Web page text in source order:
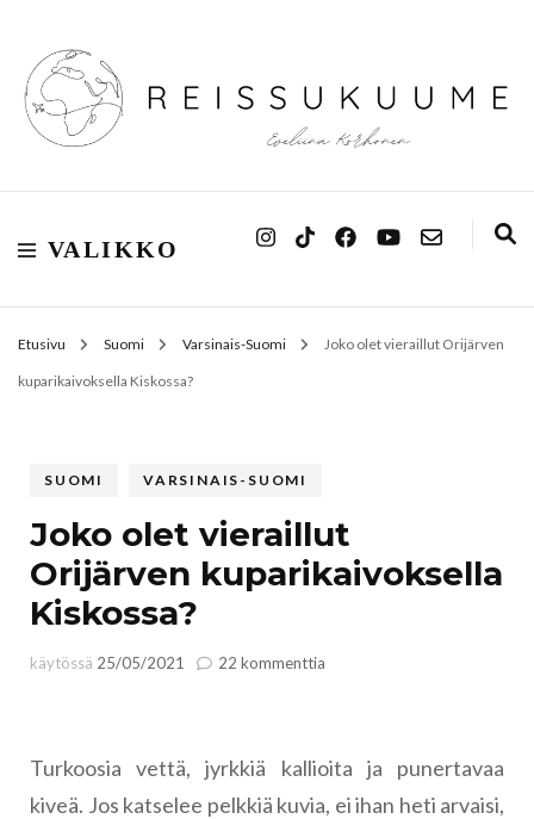
Reissukuume
VALIKKO
Etusivu Suomi Varsinais-Suomi Joko olet vieraillut Orijärven
kuparikaivoksella Kiskossa?
SUOMI VARSINAIS-SUOMI
Joko olet vieraillut
Orijärven kuparikaivoksella
Kiskossa?
käytössä 25/05/2021 22 kommenttia
Orijärven
kuparikaivoksella
Kiskossa?
Turkoosia vettä, jyrkkiä kallioita ja punertavaa
kiveä. Jos katselee pelkkiä kuvia, ei ihan heti arvaisi,